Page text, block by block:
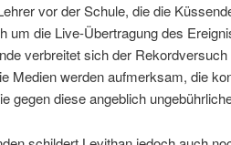
vor der Schule, die die
um die Live-Übertragung des
verbreitet sich der
Medien werden aufmerksam, die
gegen diese angeblich